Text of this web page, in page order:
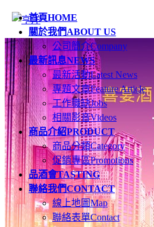
首頁HOME
關於我們ABOUT US
公司簡介Company
最新訊息NEWS
最新活動Latest News
專題文章Feature Article
工作職缺Jobs
相關影音Videos
商品介紹PRODUCT
商品分類Category
促銷專區Promotions
品酒會TASTING
聯絡我們CONTACT
線上地圖Map
聯絡表單Contact